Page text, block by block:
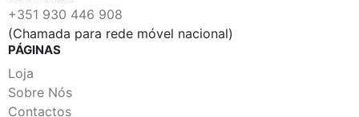
+351 930 446 908
(Chamada para rede móvel nacional)
PÁGINAS
Loja
Sobre Nós
Contactos